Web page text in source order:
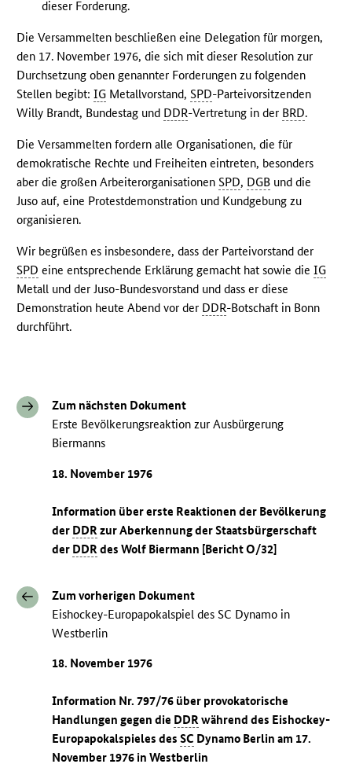
dieser Forderung.
Die Versammelten beschließen eine Delegation für morgen,
den 17. November 1976, die sich mit dieser Resolution zur
Durchsetzung oben genannter Forderungen zu folgenden
Stellen begibt:IG Metallvorstand,SPD-Parteivorsitzenden
Willy Brandt, Bundestag und DDR-Vertretung in der BRD.
Die Versammelten fordern alle Organisationen, die für
demokratische Rechte und Freiheiten eintreten, besonders
aber die großen ArbeiterorganisationenSPD, DGB und die
Juso auf, eine Protestdemonstration und Kundgebung zu
organisieren.
Wir begrüßen es insbesondere, dass der Parteivorstand der
SPD eine entsprechende Erklärung gemacht hat sowie dieIG
Metall und der Juso-Bundesvorstand und dass er diese
Demonstration heute Abend vor der DDR-Botschaft in Bonn
durchführt.
Zum nächsten Dokument
Erste Bevölkerungsreaktion zur Ausbürgerung
Biermanns
18. November 1976
Information über erste Reaktionen der Bevölkerung
der DDR zur Aberkennung der Staatsbürgerschaft
der DDR des Wolf Biermann [Bericht O/32]
Zum vorherigen Dokument
Eishockey-Europapokalspiel des SC Dynamo in
Westberlin
18. November 1976
Information Nr. 797/76 über provokatorische
Handlungen gegen die DDRwährend des Eishockey-
Europapokalspieles desSC Dynamo Berlin am 17.
November 1976 in Westberlin